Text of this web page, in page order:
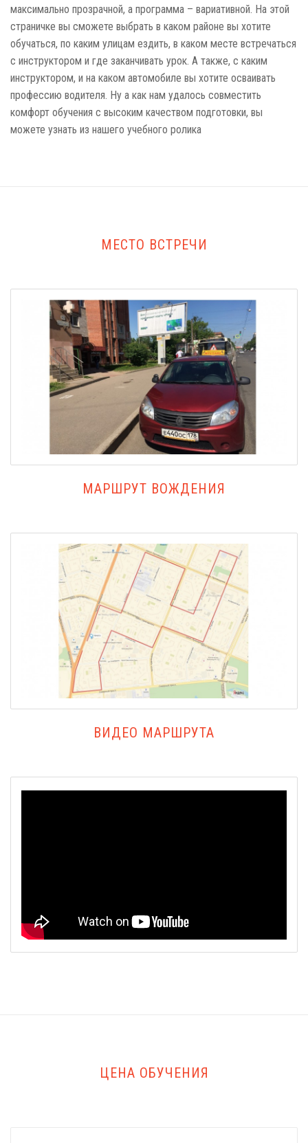
максимально прозрачной, а программа – вариативной. На этой
страничке вы сможете выбрать в каком районе вы хотите
обучаться, по каким улицам ездить, в каком месте встречаться
с инструктором и где заканчивать урок. А также, с каким
инструктором, и на каком автомобиле вы хотите осваивать
профессию водителя. Ну а как нам удалось совместить
комфорт обучения с высоким качеством подготовки, вы
можете узнать из нашего учебного ролика
МЕСТО ВСТРЕЧИ
МАРШРУТ ВОЖДЕНИЯ
ВИДЕО МАРШРУТА
ЦЕНА ОБУЧЕНИЯ